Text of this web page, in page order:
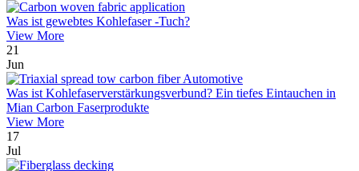
Was ist gewebtes Kohlefaser -Tuch?
View More
21
Jun
Was ist Kohlefaserverstärkungsverbund? Ein tiefes Eintauchen in
Mian Carbon Faserprodukte
View More
17
Jul